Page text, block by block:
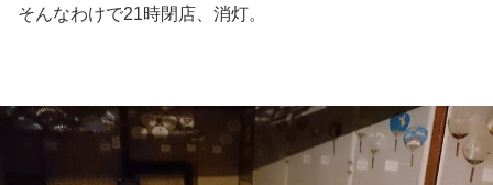
そんなわけで21時閉店、消灯。